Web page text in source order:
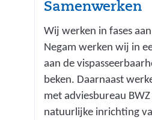
Samenwerken
Wij werken in fases
Negam werken wij in
aan de
beken. Daarnaast
met adviesbureau
natuurlijke inrichting